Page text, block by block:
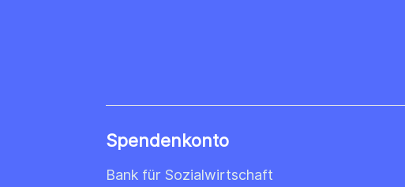
Spendenkonto
Bank für Sozialwirtschaft